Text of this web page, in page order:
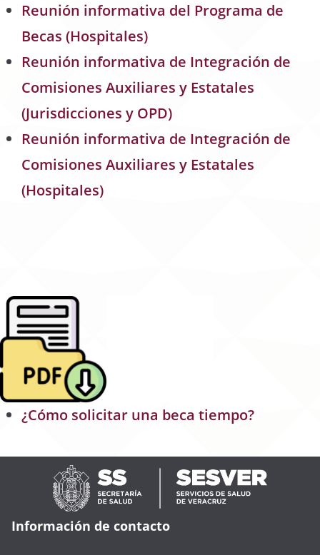
Reunión informativa del Programa de
Becas (Hospitales)
Reunión informativa de Integración de
Comisiones Auxiliares y Estatales
(Jurisdicciones y OPD)
Reunión informativa de Integración de
Comisiones Auxiliares y Estatales
(Hospitales)
¿Cómo solicitar una beca tiempo?
Información de contacto